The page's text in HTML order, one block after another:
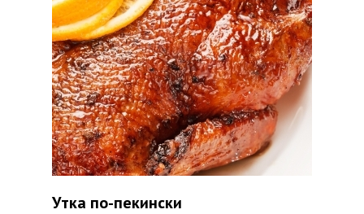
Утка по-пекински